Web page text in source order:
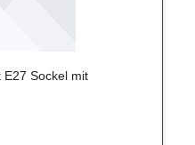
E27 Sockel mit